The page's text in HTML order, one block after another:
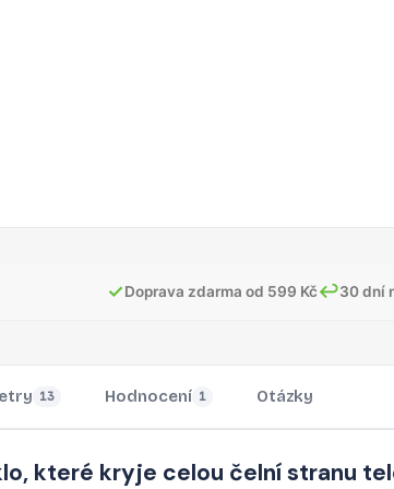
✓Doprava zdarma od 599 Kč↩30 dní
13 Hodnocení 1 Otázky
které kryje celou čelní stranu